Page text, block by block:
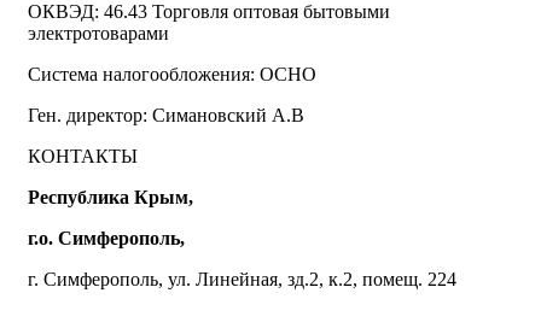
ОКВЭД: 46.43 Торговля оптовая бытовыми
электротоварами
Система налогообложения: ОСНО
Ген. директор: Симановский А.В
КОНТАКТЫ
Республика Крым,
г.о. Симферополь,
г. Симферополь, ул. Линейная, зд.2, к.2, помещ. 224